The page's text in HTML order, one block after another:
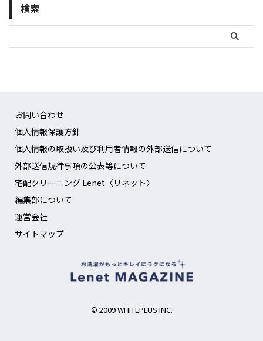
検索
お問い合わせ
個人情報保護方針
個人情報の取扱い及び利用者情報の外部送信について
外部送信規律事項の公表等について
宅配クリーニング Lenet〈リネット〉
編集部について
運営会社
サイトマップ
© 2009 WHITEPLUS INC.